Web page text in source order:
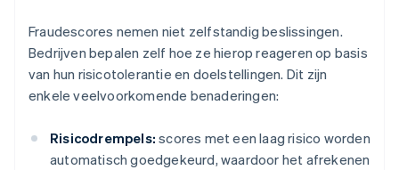
Fraudescores nemen niet zelfstandig beslissingen.
Bedrijven bepalen zelf hoe ze hierop reageren op basis
van hun risicotolerantie en doelstellingen. Dit zijn
enkele veelvoorkomende benaderingen:
Risicodrempels: scores met een laag risico worden
automatisch goedgekeurd, waardoor het afrekenen